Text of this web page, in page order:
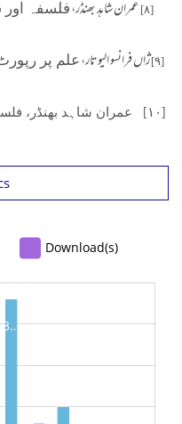
[۸] عمران شاہد بھنڈر،فلسفہ
[۹]ژاں فرانسو الیوتار،علم پر
عمران شا ہد بھنڈر،
Download(s)
3…